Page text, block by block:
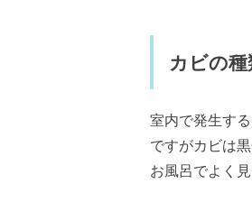
カビの種
室内で発生す
ですがカビは
お風呂でよく